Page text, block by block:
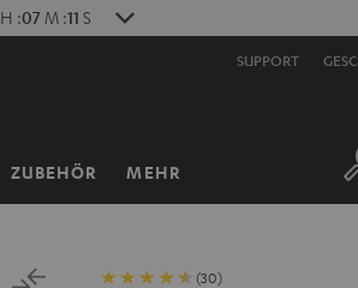
H :07 M :11 S
SUPPORT
ZUBEHÖR MEHR
(30)